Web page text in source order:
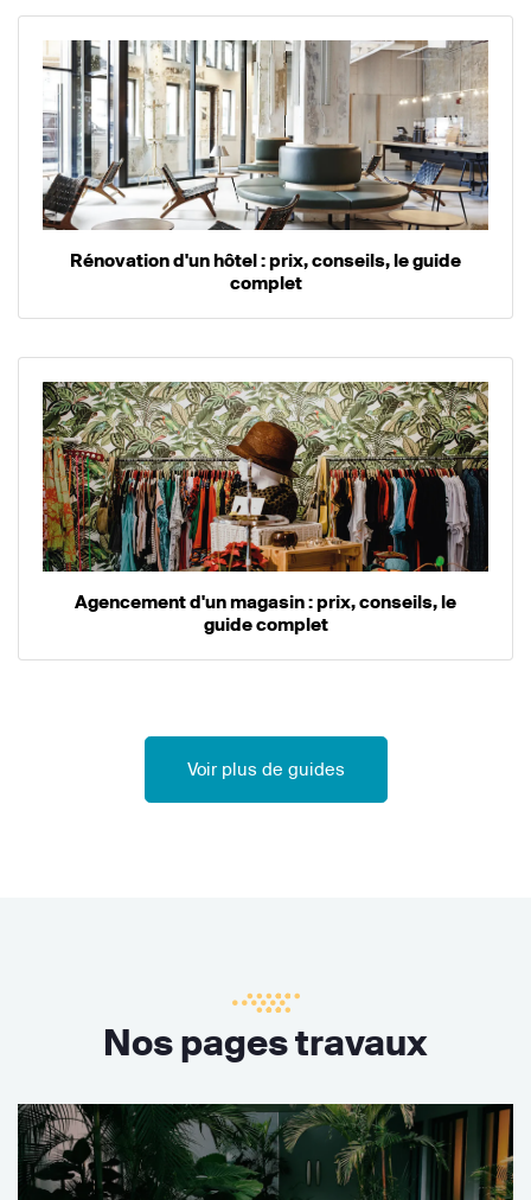
Rénovation d'un hôtel : prix, conseils, le guide
complet
Agencement d'un magasin : prix, conseils, le
guide complet
Voir plus de guides
Nos pages travaux